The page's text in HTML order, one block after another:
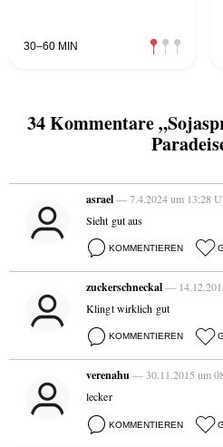
30–60 MIN
34 Kommentare
asrael— 7.4.2024 um 13:28
Sieht gut aus
KOMMENTIEREN
zuckerschneckal—
Klingt wirklich gut
KOMMENTIEREN
verenahu— 30.11.2015 um
lecker
KOMMENTIEREN